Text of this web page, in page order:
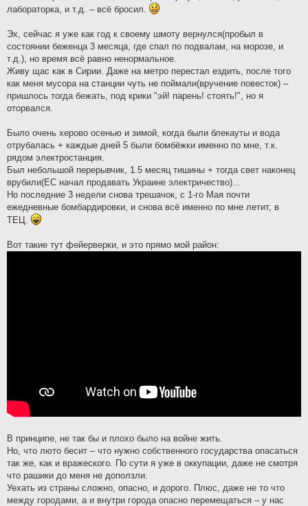
лабораторка, и т.д. – всё бросил.
Эх, сейчас я уже как год к своему шмоту вернулся(пробыл в
состоянии беженца 3 месяца, где спал по подвалам, на морозе, и
т.д.), но время всё равно ненормальное.
Живу щас как в Сирии. Даже на метро перестал ездить, после того
как меня мусора на станции чуть не поймали(вручение повесток) –
пришлось тогда бежать, под крики "эй! парень! стоять!", но я
оторвался.
Было очень херово осенью и зимой, когда были блекауты и вода
отрубалась + каждые дней 5 были бомбёжки именно по мне, т.к.
рядом электростанция.
Был небольшой перерывчик, 1.5 месяц тишины + тогда свет наконец
врубили(ЕС начал продавать Украине электричество)...
Но последние 3 недели снова трешачок, с 1-го Мая почти
ежедневные бомбардировки, и снова всё именно по мне летит, в
ТЕЦ.
Вот такие тут фейерверки, и это прямо мой район:
В принципе, не так бы и плохо было на войне жить.
Но, что люто бесит – что нужно собственного государства опасаться
так же, как и вражеского. По сути я уже в оккупации, даже не смотря
что рашики до меня не доползли.
Уехать из страны сложно, опасно, и дорого. Плюс, даже не то что
между городами, а и внутри города опасно перемещаться – у нас